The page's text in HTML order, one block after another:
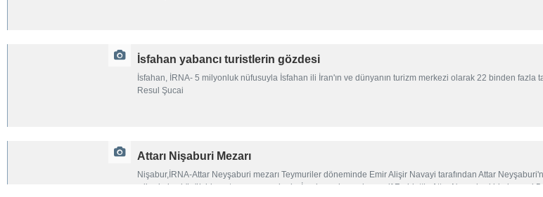
İsfahan yabancı turistlerin gözdesi
İsfahan, İRNA- 5 milyonluk nüfusuyla İsfahan ili İran'ın ve dünyanın turizm merkezi olarak 22 binden
Resul Şucai
Attarı Nişaburi Mezarı
Nişabur,İRNA-Attar Neyşaburi mezarı Teymuriler döneminde Emir Alişir Navayi tarafından Attar
yıllarda ise küçük bir restorasyon geçirmiş. İranlı meşhur şair ve arif Feridettin Attar Neyşaburi hicri şemsi